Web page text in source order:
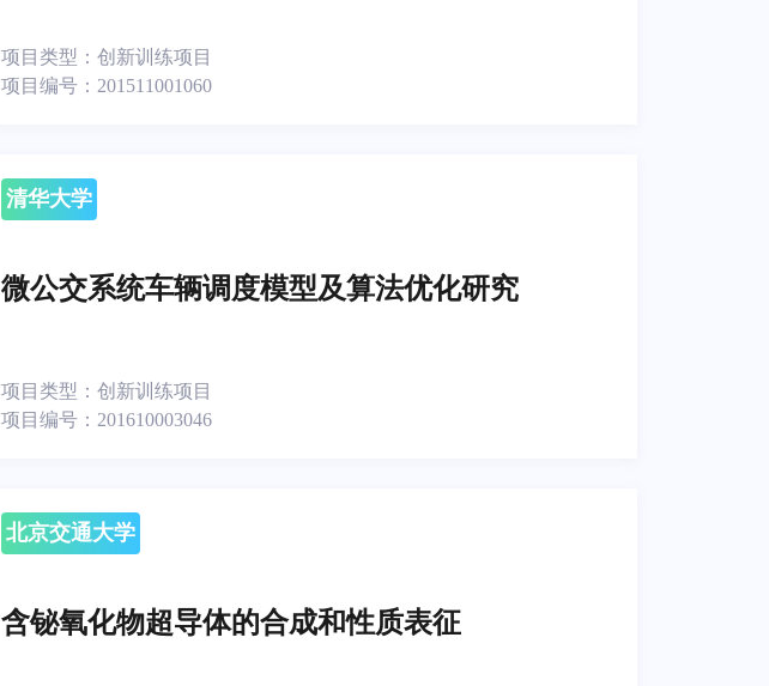
项目类型：创新训练项目
项目编号： 201511001060
清华大学
微公交系统车辆调度模型及算法优化研究
项目类型：创新训练项目
项目编号： 201610003046
北京交通大学
含铋氧化物超导体的合成和性质表征